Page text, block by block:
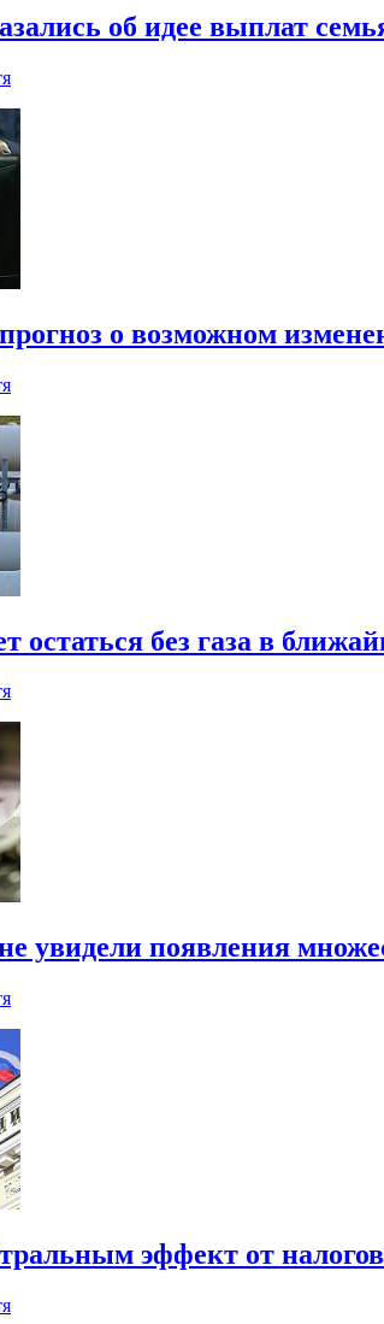
об идее выплат
о возможном
остаться без газа в
увидели появления
эффект от